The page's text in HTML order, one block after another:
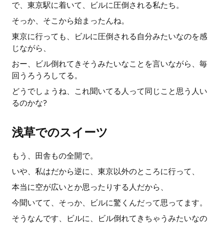
で、東京駅に着いて、ビルに圧倒される私たち。
そっか、そこから始まったんね。
東京に行っても、ビルに圧倒される自分みたいなのを感
じながら、
おー、ビル倒れてきそうみたいなことを言いながら、毎
回うろうろしてる。
どうでしょうね、これ聞いてる人って同じこと思う人い
るのかな?
浅草でのスイーツ
もう、田舎もの全開で。
いや、私はだから逆に、東京以外のところに行って、
本当に空が広いとか思ったりする人だから、
今聞いてて、そっか、ビルに驚くんだって思ってます。
そうなんです、ビルに、ビル倒れてきちゃうみたいなの